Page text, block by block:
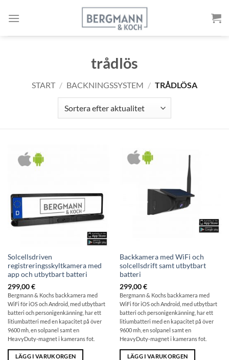
trådlös
START / BACKNINGSSYSTEM / TRÅDLÖSA
Solcellsdriven
registreringsskyltkamera med
app och utbytbart batteri
299,00€
Bergmann & Kochs backkamera med
WiFi för iOS och Android, med utbytbart
batteri och personigenkänning, har ett
litiumbatteri med en kapacitet på över
9600 mh, en solpanel samt en
HeavyDuty-magnet i kamerans fot.
LÄGG I VARUKORGEN
Backkamera med WiFi och
solcellsdrift samt utbytbart
batteri
299,00€
Bergmann & Kochs backkamera med
WiFi för iOS och Android, med utbytbart
batteri och personigenkänning, har ett
litiumbatteri med en kapacitet på över
9600 mh, en solpanel samt en
HeavyDuty-magnet i kamerans fot.
LÄGG I VARUKORGEN